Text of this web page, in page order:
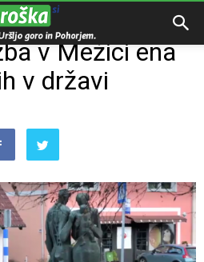
v Mežici ena
v državi